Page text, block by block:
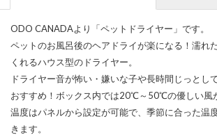
ODO CANADAより「ペットドライヤー」です。
ペットのお風呂後のヘアドライが楽になる！濡れ
くれるハウス型のドライヤー。
ドライヤー音が怖い・嫌いな子や長時間じっとし
おすすめ！ボックス内では20℃～50℃の優しい風
温度はパネルから設定が可能で、季節に合った温
きます。